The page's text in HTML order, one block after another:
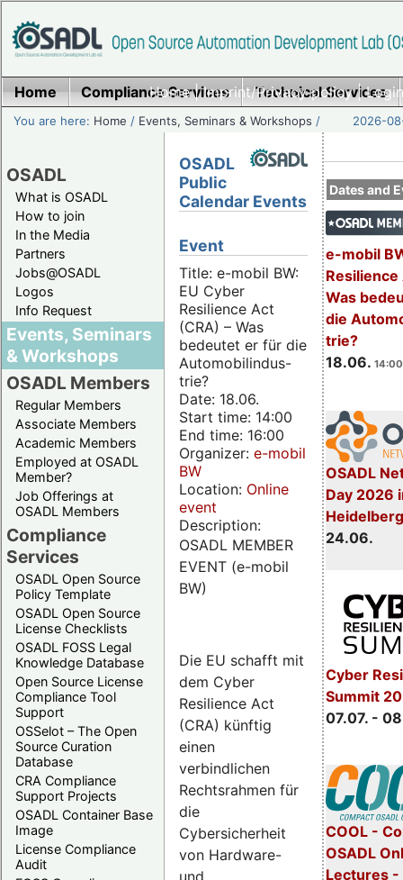
Home|Imprint/Privacy policy|
Home Compliance Services Technical Services
You are here: Home / Events, Seminars & Workshops / 2026-
OSADL
What is OSADL
How to join
In the Media
Partners
Jobs@OSADL
Logos
Info Request
Events, Seminars
& Workshops
OSADL Members
Regular Members
Associate Members
Academic Members
Employed at OSADL
Member?
Job Offerings at
OSADL Members
Compliance
Services
OSADL Open Source
Policy Template
OSADL Open Source
License Checklists
OSADL FOSS Legal
Knowledge Database
Open Source License
Compliance Tool
Support
OSSelot – The Open
Source Curation
Database
CRA Compliance
Support Projects
OSADL Container Base
Image
License Compliance
Audit
Dates and
e-mobil
Resilience
Was
die
trie?
18.06.
OSADL
Day 2026
24.06.
Cyber
Summit
07.07. -
COOL -
OSADL
Lectures -
OSADL
Public
Calendar Events
Event
Title: e-mobil BW:
EU Cyber
Resilience Act
(CRA) – Was
bedeutet er für die
Automobilindus-
trie?
Date: 18.06.
Start time: 14:00
End time: 16:00
Organizer: e-mobil
BW
Location: Online
event
Description:
OSADL MEMBER
EVENT (e-mobil
BW)
Die EU schafft mit
dem Cyber
Resilience Act
(CRA) künftig
einen
verbindlichen
Rechtsrahmen für
die
Cybersicherheit
von Hardware-
und